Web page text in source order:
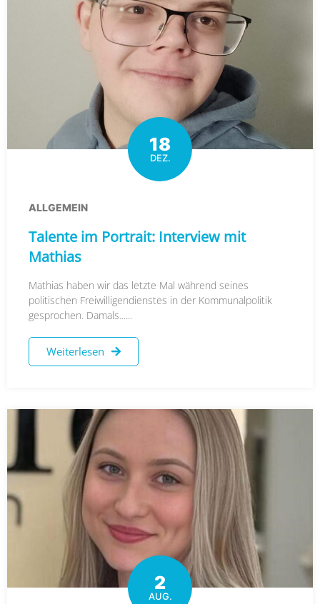
18
DEZ.
ALLGEMEIN
Talente im Portrait: Interview mit
Mathias
Mathias haben wir das letzte Mal während seines
politischen Freiwilligendienstes in der Kommunalpolitik
gesprochen. Damals......
Weiterlesen
2
AUG.